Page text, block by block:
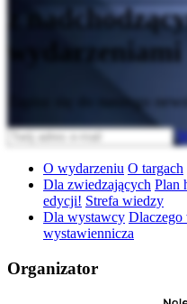
z
wydarzeniami
Zapisz się do naszego
O wydarzeniu O targach
Dla zwiedzających Plan
edycji! Strefa wiedzy
Dla wystawcy Dlaczego
wystawiennicza
Organizator